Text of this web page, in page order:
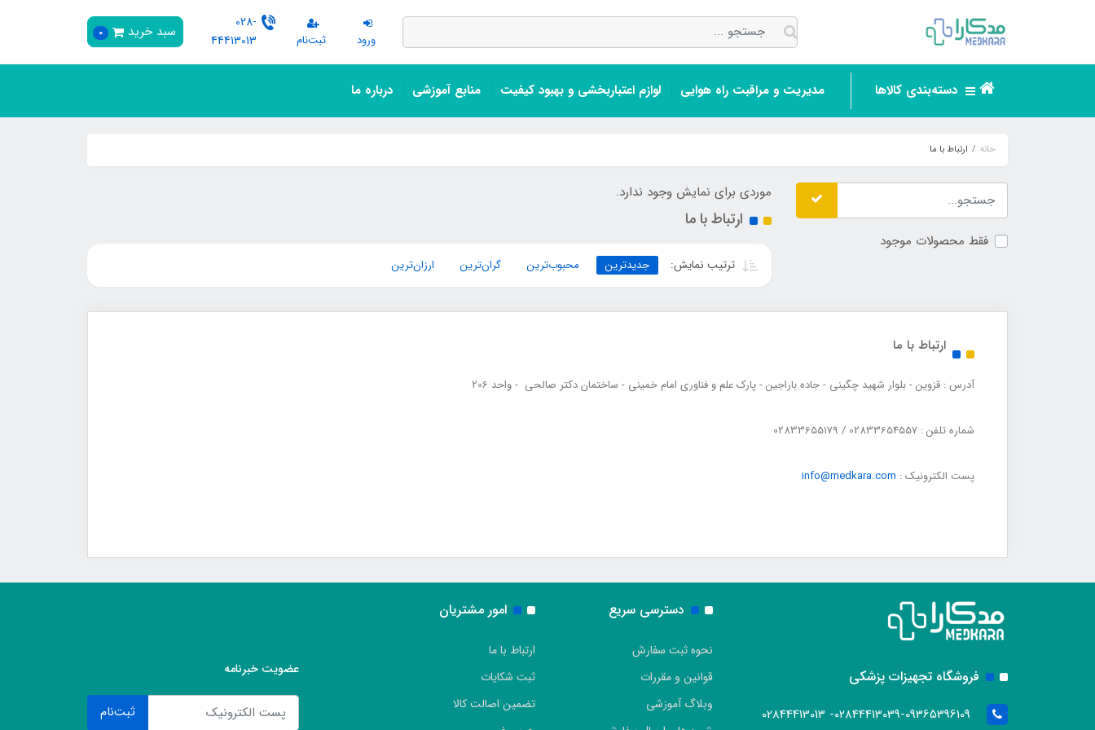
ورود ثبت‌نام
028-
44413013
سبد خرید 0
دسته‌بندی کالاها مدیریت و مراقبت راه هوایی لوازم اعتباربخشی و بهبود کیفیت منابع آموزشی درباره ما
خانه ارتباط با ما
فقط محصولات موجود
موردی برای نمایش وجود ندارد.
ارتباط با ما
ترتیب نمایش: جدیدترین محبوب‌ترین گران‌ترین ارزان‌ترین
ارتباط با ما
آدرس : قزوین - بلوار شهید چگینی - جاده باراجین - پارک علم و فناوری امام خمینی - ساختمان دکتر صالحی - واحد 206
شماره تلفن : 02833654557 / 02833655179
پست الکترونیک : info@medkara.com
فروشگاه تجهیزات پزشکی
02844413039-09365396109- 02844413013
دسترسی سریع
نحوه ثبت سفارش
قوانین و مقررات
وبلاگ آموزشی
امور مشتریان
ارتباط با ما
ثبت شکایات
تضمین اصالت کالا
عضویت خبرنامه
ثبت‌نام